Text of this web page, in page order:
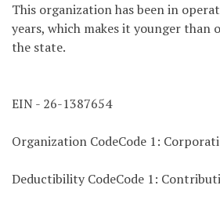
This organization has been in
years, which makes it younger
the state.
EIN - 26-1387654
Organization CodeCode 1:
Deductibility CodeCode 1: